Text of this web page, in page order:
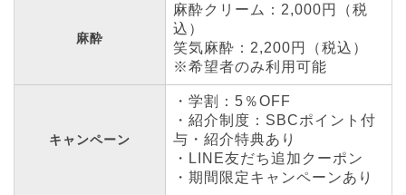
麻酔
麻酔クリーム：2,000円（税
込）
笑気麻酔：2,200円（税込）
※希望者のみ利用可能
キャンペーン
・学割：5％OFF
・紹介制度：SBCポイント付
与・紹介特典あり
・LINE友だち追加クーポン
・期間限定キャンペーンあり